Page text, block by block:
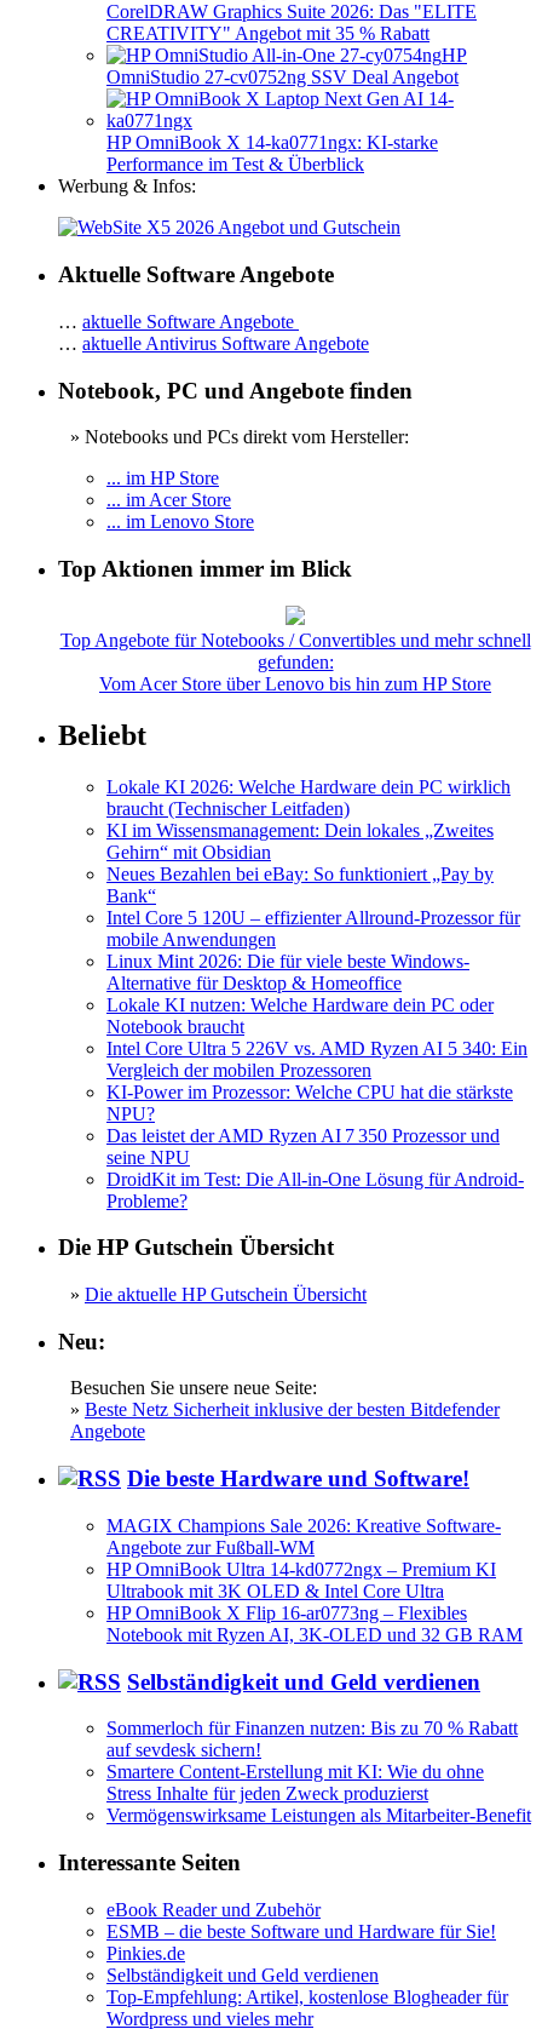
CorelDRAW Graphics Suite 2026: Das "ELITE
CREATIVITY" Angebot mit 35 % Rabatt
HP
OmniStudio 27-cv0752ng SSV Deal Angebot
HP OmniBook X 14-ka0771ngx: KI-starke
Performance im Test & Überblick
Werbung & Infos:
Aktuelle Software Angebote
… aktuelle Software Angebote
… aktuelle Antivirus Software Angebote
Notebook, PC und Angebote finden
» Notebooks und PCs direkt vom Hersteller:
... im HP Store
... im Acer Store
... im Lenovo Store
Top Aktionen immer im Blick
Top Angebote für Notebooks / Convertibles und mehr schnell
gefunden:
Vom Acer Store über Lenovo bis hin zum HP Store
Beliebt
Lokale KI 2026: Welche Hardware dein PC wirklich
braucht (Technischer Leitfaden)
KI im Wissensmanagement: Dein lokales „Zweites
Gehirn“ mit Obsidian
Neues Bezahlen bei eBay: So funktioniert „Pay by
Bank“
Intel Core 5 120U – effizienter Allround-Prozessor für
mobile Anwendungen
Linux Mint 2026: Die für viele beste Windows-
Alternative für Desktop & Homeoffice
Lokale KI nutzen: Welche Hardware dein PC oder
Notebook braucht
Intel Core Ultra 5 226V vs. AMD Ryzen AI 5 340: Ein
Vergleich der mobilen Prozessoren
KI-Power im Prozessor: Welche CPU hat die stärkste
NPU?
Das leistet der AMD Ryzen AI 7 350 Prozessor und
seine NPU
DroidKit im Test: Die All-in-One Lösung für Android-
Probleme?
Die HP Gutschein Übersicht
» Die aktuelle HP Gutschein Übersicht
Neu:
Besuchen Sie unsere neue Seite:
» Beste Netz Sicherheit inklusive der besten Bitdefender
Angebote
Die beste Hardware und Software!
MAGIX Champions Sale 2026: Kreative Software-
Angebote zur Fußball-WM
HP OmniBook Ultra 14-kd0772ngx – Premium KI
Ultrabook mit 3K OLED & Intel Core Ultra
HP OmniBook X Flip 16-ar0773ng – Flexibles
Notebook mit Ryzen AI, 3K-OLED und 32 GB RAM
Selbständigkeit und Geld verdienen
Sommerloch für Finanzen nutzen: Bis zu 70 % Rabatt
auf sevdesk sichern!
Smartere Content-Erstellung mit KI: Wie du ohne
Stress Inhalte für jeden Zweck produzierst
Vermögenswirksame Leistungen als Mitarbeiter-Benefit
Interessante Seiten
eBook Reader und Zubehör
ESMB – die beste Software und Hardware für Sie!
Pinkies.de
Selbständigkeit und Geld verdienen
Top-Empfehlung: Artikel, kostenlose Blogheader für
Wordpress und vieles mehr